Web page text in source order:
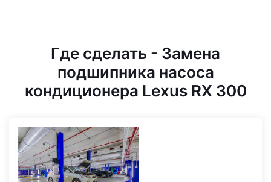
Где сделать - Замена
подшипника насоса
кондиционера Lexus RX 300